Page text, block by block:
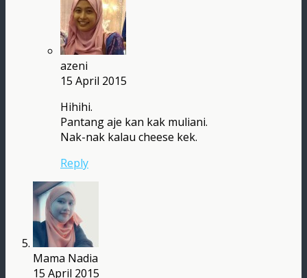
azeni
15 April 2015
Hihihi.
Pantang aje kan kak muliani.
Nak-nak kalau cheese kek.
Reply
Mama Nadia
15 April 2015